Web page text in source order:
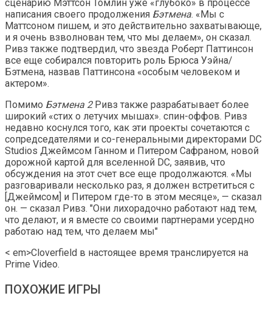
сценарию Мэттсон Томлин уже «глубоко» в процессе
написания своего продолжения Бэтмена. «Мы с
Маттсоном пишем, и это действительно захватывающе,
и я очень взволнован тем, что мы делаем», он сказал.
Ривз также подтвердил, что звезда Роберт Паттинсон
все еще собирался повторить роль Брюса Уэйна/
Бэтмена, назвав Паттинсона «особым человеком и
актером».
Помимо Бэтмена 2Ривз также разрабатывает более
широкий «стих о летучих мышах». спин-оффов. Ривз
недавно коснулся того, как эти проекты сочетаются с
сопредседателями и со-генеральными директорами DC
Studios Джеймсом Ганном и Питером Сафраном, новой
дорожной картой для вселенной DC, заявив, что
обсуждения на этот счет все еще продолжаются. «Мы
разговаривали несколько раз, я должен встретиться с
[Джеймсом] и Питером где-то в этом месяце», — сказал
он. — сказал Ривз. "Они лихорадочно работают над тем,
что делают, и я вместе со своими партнерами усердно
работаю над тем, что делаем мы"
< em>Cloverfield в настоящее время транслируется на
Prime Video.
ПОХОЖИЕ ИГРЫ